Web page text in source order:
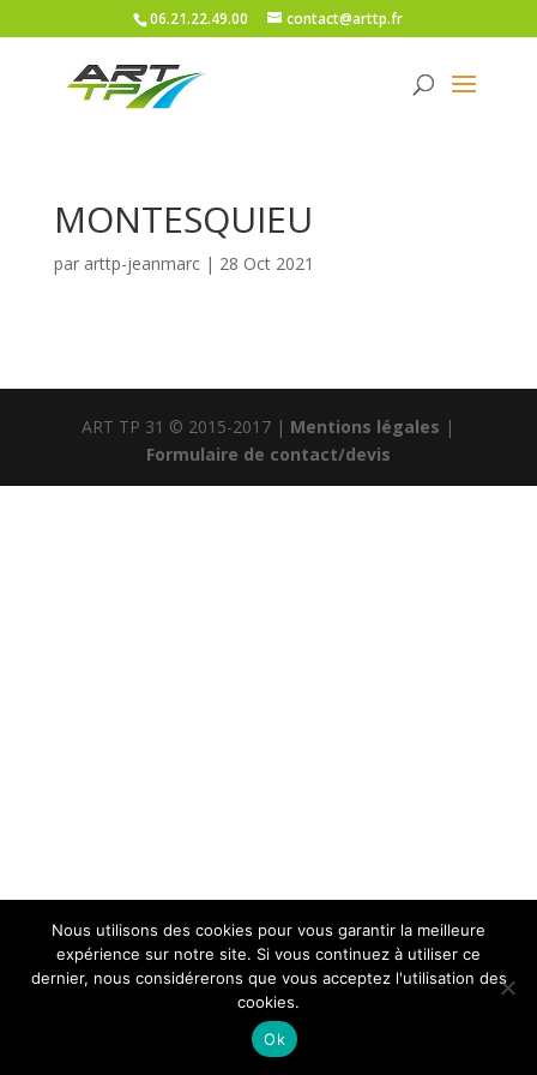
06.21.22.49.00 contact@arttp.fr
MONTESQUIEU
par arttp-jeanmarc| 28 Oct 2021
ART TP 31 © 2015-2017 | Mentions légales |
Formulaire de contact/devis
Nous utilisons des cookies pour vous garantir la meilleure
expérience sur notre site. Si vous continuez à utiliser ce
dernier, nous considérerons que vous acceptez l'utilisation des
cookies.
Ok